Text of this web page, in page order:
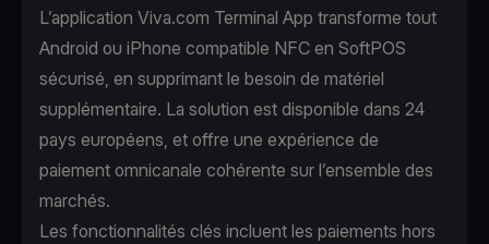
L’application Viva.com Terminal App transforme tout
Android ou iPhone compatible NFC en SoftPOS
sécurisé, en supprimant le besoin de matériel
supplémentaire. La solution est disponible dans 24
pays européens, et offre une expérience de
paiement omnicanale cohérente sur l’ensemble des
marchés.
Les fonctionnalités clés incluent les paiements hors